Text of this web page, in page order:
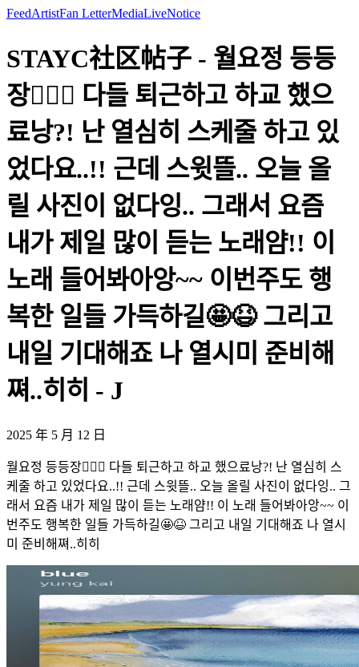
FeedArtistFan LetterMediaLiveNotice
STAYC社区帖子 - 월요정 등등
장🧚🏻‍♀️ 다들 퇴근하고 하교 했으
료낭?! 난 열심히 스케줄 하고 있
었다요..!! 근데 스윗뜰.. 오늘 올
릴 사진이 없다잉.. 그래서 요즘
내가 제일 많이 듣는 노래얌!! 이
노래 들어봐아앙~~ 이번주도 행
복한 일들 가득하길🤩😆 그리고
내일 기대해죠 나 열시미 준비해
쪄..히히 - J
2025 年 5 月 12 日
월요정 등등장🧚🏻‍♀️ 다들 퇴근하고 하교 했으료낭?! 난 열심히 스
케줄 하고 있었다요..!! 근데 스윗뜰.. 오늘 올릴 사진이 없다잉.. 그
래서 요즘 내가 제일 많이 듣는 노래얌!! 이 노래 들어봐아앙~~ 이
번주도 행복한 일들 가득하길🤩😆 그리고 내일 기대해죠 나 열시
미 준비해쪄..히히